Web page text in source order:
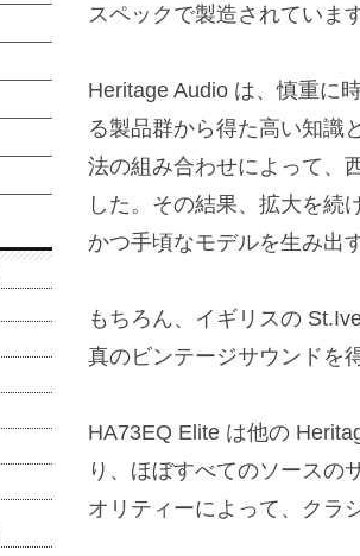
スペックで製造されています
Heritage Audio は、慎重に
る製品群から得た高い知識
法の組み合わせによって、
した。その結果、拡大を続
かつ手頃なモデルを生み出
もちろん、イギリスの
真のビンテージサウンドを
HA73EQ Elite は他の
り、ほぼすべてのソースの
オリティーによって、クラ